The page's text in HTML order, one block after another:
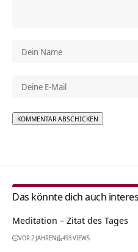
Das könnte dich auch
Meditation – Zitat des Tages
VOR 2 JAHREN 493 VIEWS